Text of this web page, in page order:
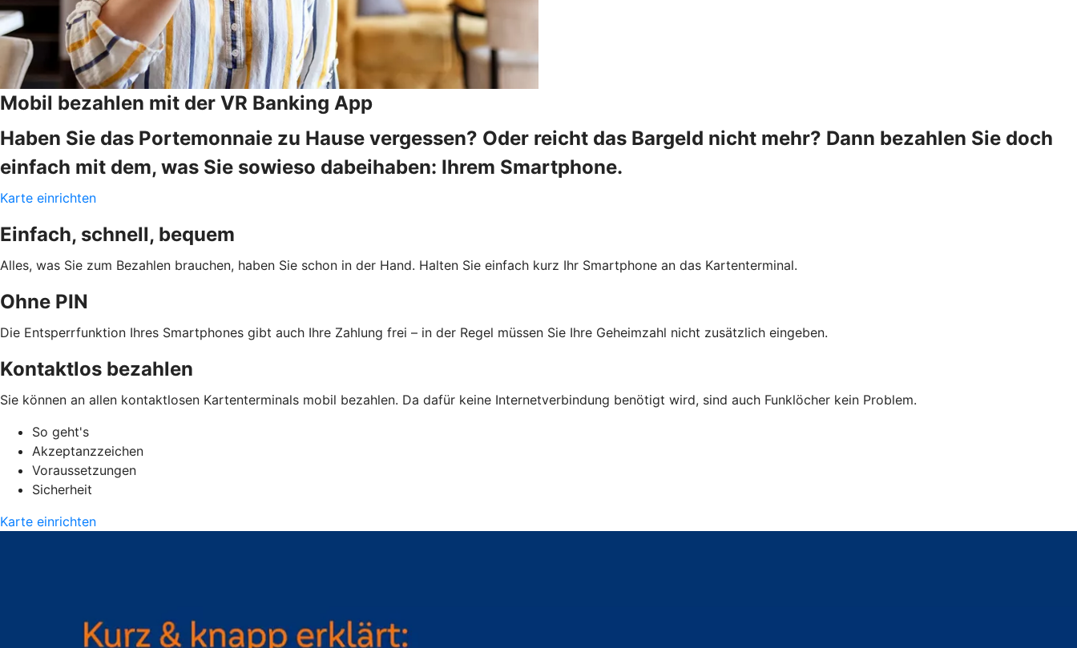
Mobil bezahlen mit der VR Banking App
Haben Sie das Portemonnaie zu Hause vergessen? Oder reicht das Bargeld nicht mehr? Dann bezahlen Sie doch
einfach mit dem, was Sie sowieso dabeihaben: Ihrem Smartphone.
Karte einrichten
Einfach, schnell, bequem
Alles, was Sie zum Bezahlen brauchen, haben Sie schon in der Hand. Halten Sie einfach kurz Ihr Smartphone an das Kartenterminal.
Ohne PIN
Die Entsperrfunktion Ihres Smartphones gibt auch Ihre Zahlung frei – in der Regel müssen Sie Ihre Geheimzahl nicht zusätzlich eingeben.
Kontaktlos bezahlen
Sie können an allen kontaktlosen Kartenterminals mobil bezahlen. Da dafür keine Internetverbindung benötigt wird, sind auch Funklöcher kein Problem.
So geht's
Akzeptanzzeichen
Voraussetzungen
Sicherheit
Karte einrichten